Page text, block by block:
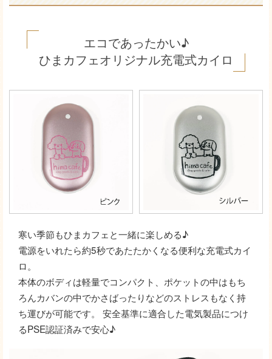
エコであったかい♪
ひまカフェオリジナル充電式カイロ
寒い季節もひまカフェと一緒に楽しめる♪
電源をいれたら約5秒であたたかくなる便利な充電式カイ
ロ。
本体のボディは軽量でコンパクト、ポケットの中はもち
ろんカバンの中でかさばったりなどのストレスもなく持
ち運びが可能です。 安全基準に適合した電気製品につけ
るPSE認証済みで安心♪